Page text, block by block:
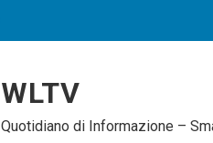
WLTV
Quotidiano di Informazione –